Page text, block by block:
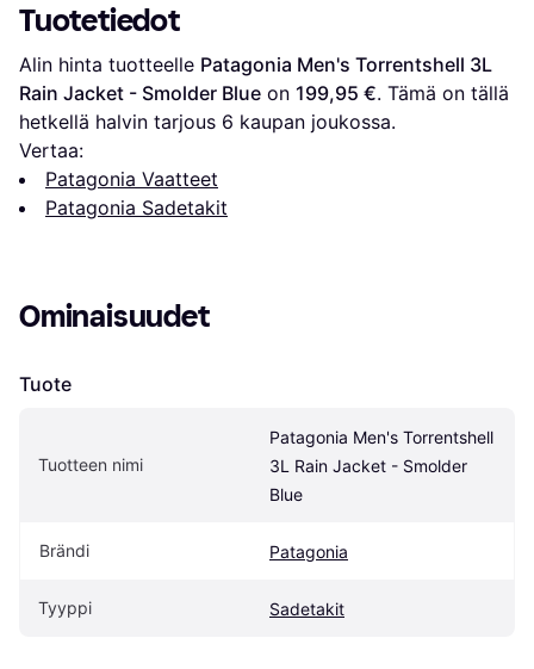
Tuotetiedot
Alin hinta tuotteelle Patagonia Men's Torrentshell 3L
Rain Jacket - Smolder Blue on 199,95 €. Tämä on tällä
hetkellä halvin tarjous 6 kaupan joukossa.
Vertaa:
Patagonia Vaatteet
Patagonia Sadetakit
Ominaisuudet
Tuote
Tuotteen nimi
Patagonia Men's Torrentshell
3L Rain Jacket - Smolder
Blue
Brändi Patagonia
Tyyppi Sadetakit